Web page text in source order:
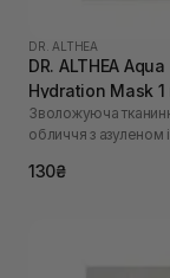
DR. ALTHEA
DR. ALTHEA
Hydration Mask
Зволожуюча
обличчя з азуленом
130₴